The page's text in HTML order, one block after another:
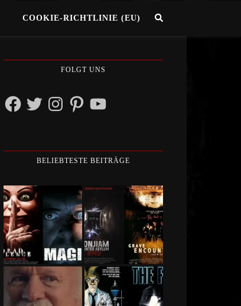
COOKIE-RICHTLINIE (EU)
FOLGT UNS
FacebookTwitterInstagramPinterestYouTube
BELIEBTESTE BEITRÄGE